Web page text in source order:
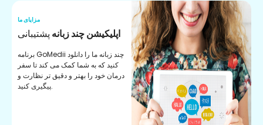
مزایای ما
اپلیکیشن چند زبانهپشتیبانی
برنامه GoMedii چند زبانه ما را دانلود
کنید که به شما کمک می کند تا سفر
درمان خود را بهتر و دقیق تر نظارت و
پیگیری کنید.